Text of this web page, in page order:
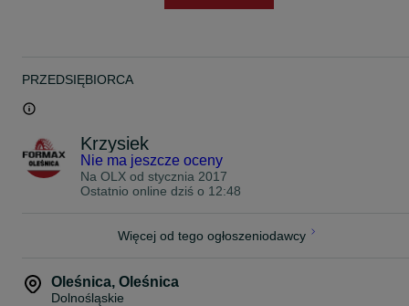
PRZEDSIĘBIORCA
Krzysiek
Nie ma jeszcze oceny
Na OLX od stycznia 2017
Ostatnio online dziś o 12:48
Więcej od tego ogłoszeniodawcy
Oleśnica, Oleśnica
Dolnośląskie